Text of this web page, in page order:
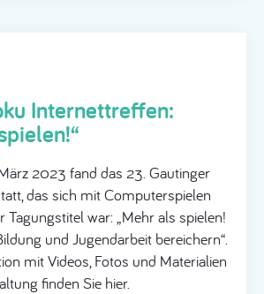
Internettreffen:
2023 fand das 23. Gautinger
das sich mit Computerspielen
Tagungstitel war: „Mehr als spielen!
und Jugendarbeit bereichern“.
mit Videos, Fotos und Materialien
finden Sie hier.